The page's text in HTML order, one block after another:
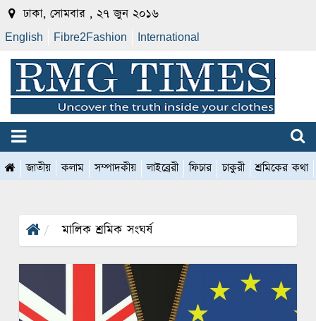
ঢাকা, সোমবার , ২৭ জুন ২০১৬
English Fibre2Fashion International
জাতীয় কলাম সম্পাদকীয় লাইব্রেরী ফিচার চাকুরী শ্রমিকের কথা
মালিক শ্রমিক সংঘর্ষ